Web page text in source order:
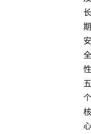
长
期
安
全
性
五
个
核
心